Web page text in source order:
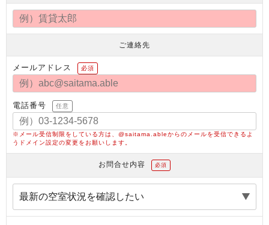
ご連絡先
メールアドレス 必須
電話番号 任意
※メール受信制限をしている方は、@saitama.ableからのメールを受信できるよ
うドメイン設定の変更をお願いします。
お問合せ内容 必須